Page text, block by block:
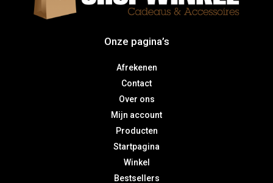
Onze pagina’s
Afrekenen
Contact
Over ons
Mijn account
Producten
Startpagina
Winkel
Bestsellers